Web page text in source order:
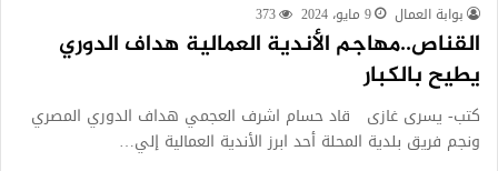
بوابة العمال 9 مايو، 2024 373
القناص..مهاجم الأندية العمالية هداف الدوري
يطيح بالكبار
كتب- يسرى غازى قاد حسام اشرف العجمي هداف الدوري المصري
ونجم فريق بلدية المحلة أحد ابرز الأندية العمالية إلي…